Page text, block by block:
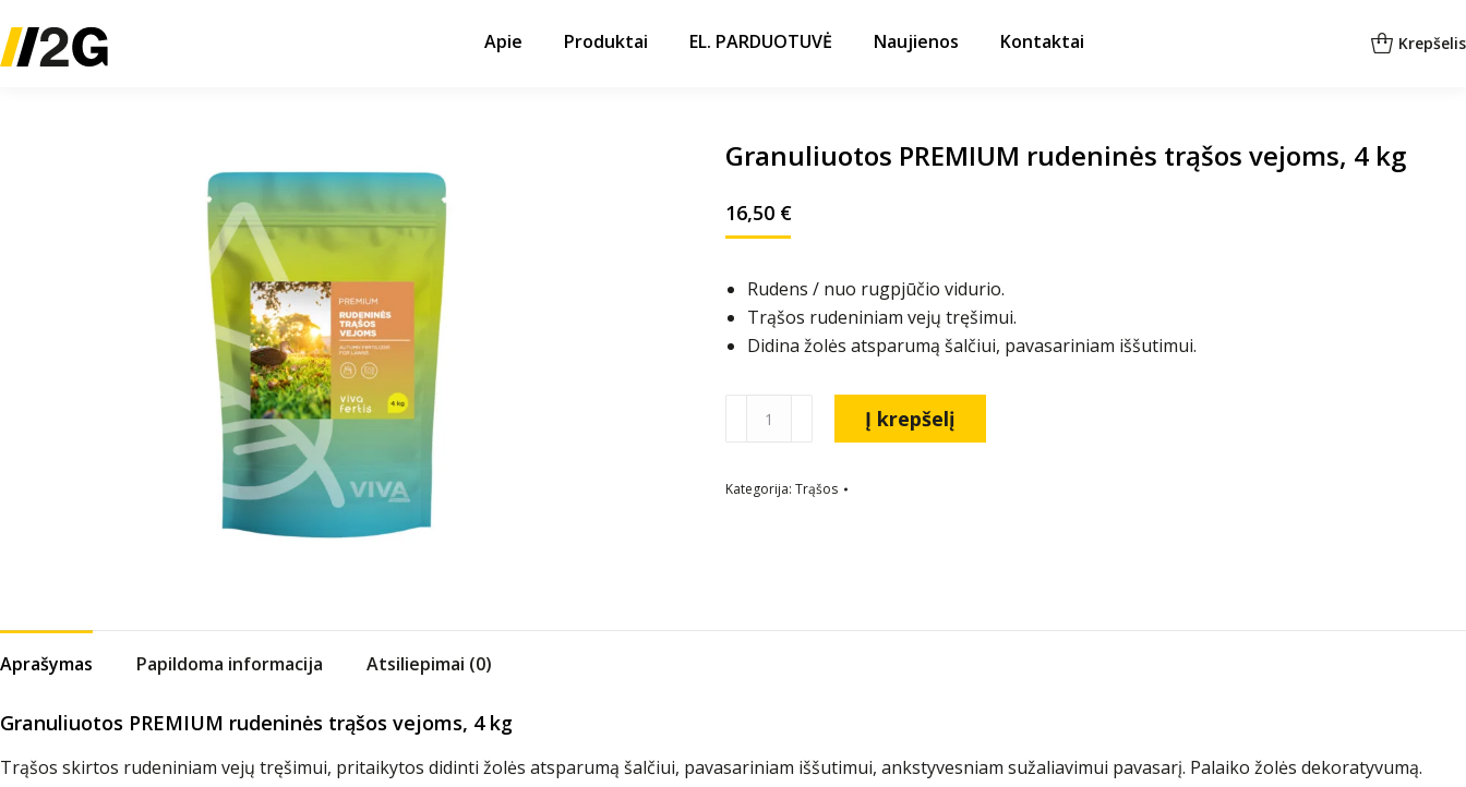
Apie Produktai EL. PARDUOTUVĖ Naujienos Kontaktai Krepšelis
Granuliuotos PREMIUM rudeninės trąšos vejoms, 4 kg
16,50 €
Rudens / nuo rugpjūčio vidurio.
Trąšos rudeniniam vejų tręšimui.
Didina žolės atsparumą šalčiui, pavasariniam iššutimui.
Į krepšelį
Kategorija: Trąšos
Aprašymas Papildoma informacija Atsiliepimai (0)
Granuliuotos PREMIUM rudeninės trąšos vejoms, 4 kg
Trąšos skirtos rudeniniam vejų tręšimui, pritaikytos didinti žolės atsparumą šalčiui, pavasariniam iššutimui, ankstyvesniam sužaliavimui pavasarį. Palaiko žolės dekoratyvumą.